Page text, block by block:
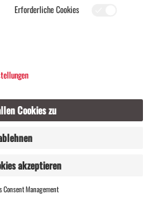
abstieg ·
· Rundtour ·